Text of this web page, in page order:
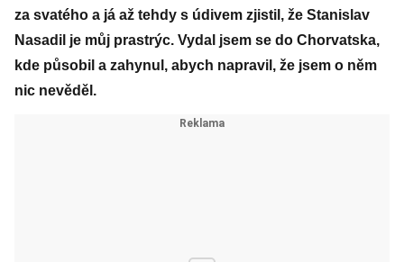
za svatého a já až tehdy s údivem zjistil, že Stanislav
Nasadil je můj prastrýc. Vydal jsem se do Chorvatska,
kde působil a zahynul, abych napravil, že jsem o něm
nic nevěděl.